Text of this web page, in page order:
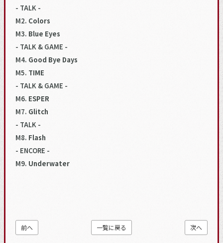
- TALK -
M2. Colors
M3. Blue Eyes
- TALK & GAME -
M4. Good Bye Days
M5. TIME
- TALK & GAME -
M6. ESPER
M7. Glitch
- TALK -
M8. Flash
- ENCORE -
M9. Underwater
前へ 一覧に戻る 次へ